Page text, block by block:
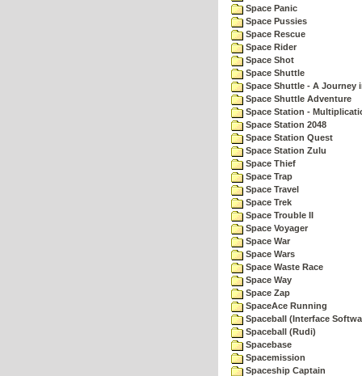
Space Panic
Space Pussies
Space Rescue
Space Rider
Space Shot
Space Shuttle
Space Shuttle - A Journey
Space Shuttle Adventure
Space Station -
Space Station 2048
Space Station Quest
Space Station Zulu
Space Thief
Space Trap
Space Travel
Space Trek
Space Trouble II
Space Voyager
Space War
Space Wars
Space Waste Race
Space Way
Space Zap
SpaceAce Running
Spaceball (Interface
Spaceball (Rudi)
Spacebase
Spacemission
Spaceship Captain